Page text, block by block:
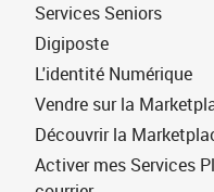
Services Seniors
Digiposte
L'identité Numérique
Vendre sur la
Découvrir la
Activer mes Services